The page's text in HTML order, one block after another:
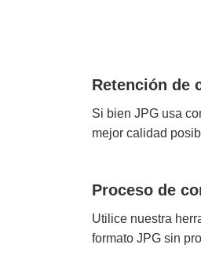
Retención de
Si bien JPG usa
mejor calidad
Proceso de
Utilice nuestra
formato JPG sin